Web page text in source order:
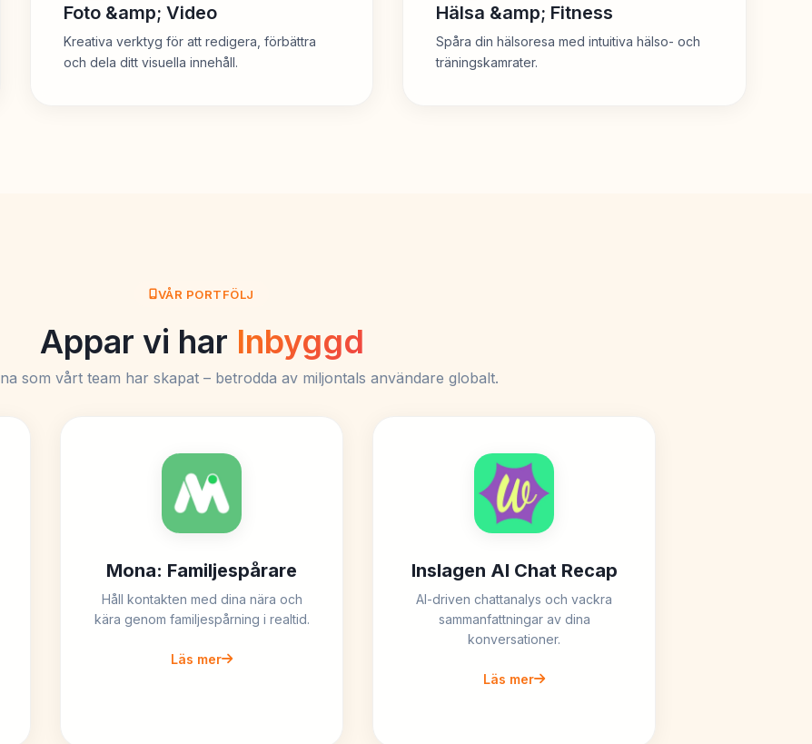
Foto &amp; Video
Kreativa verktyg för att redigera, förbättra
och dela ditt visuella innehåll.
Hälsa &amp; Fitness
Spåra din hälsoresa med intuitiva hälso- och
träningskamrater.
VÅR PORTFÖLJ
Appar vi har Inbyggd
som vårt team har skapat – betrodda av miljontals användare globalt.
Mona: Familjespårare
Håll kontakten med dina nära och
kära genom familjespårning i realtid.
Läs mer
Inslagen AI Chat Recap
AI-driven chattanalys och vackra
sammanfattningar av dina
konversationer.
Läs mer